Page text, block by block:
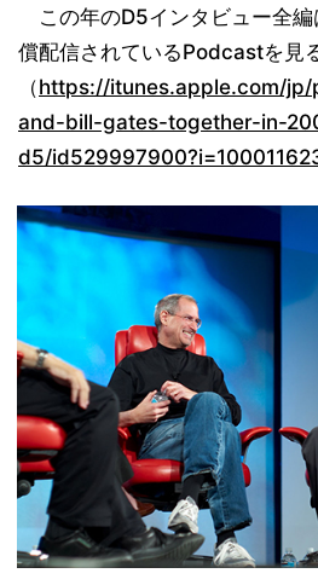
この年のD5インタビュー全
償配信されているPodcastを見
（https://itunes.apple.com/
and-bill-gates-together-in-
d5/